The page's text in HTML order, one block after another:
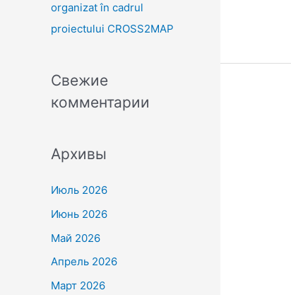
organizat în cadrul
proiectului CROSS2MAP
Свежие
комментарии
Архивы
Июль 2026
Июнь 2026
Май 2026
Апрель 2026
Март 2026